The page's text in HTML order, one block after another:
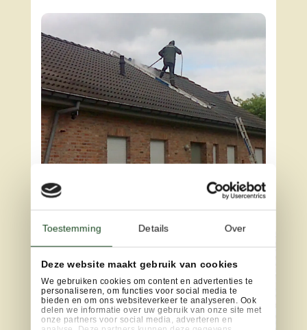
Toestemming Details Over
Deze website maakt gebruik van cookies
We gebruiken cookies om content en advertenties te
personaliseren, om functies voor social media te
bieden en om ons websiteverkeer te analyseren. Ook
delen we informatie over uw gebruik van onze site met
onze partners voor social media, adverteren en